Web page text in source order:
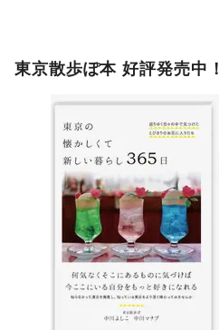
東京散歩ぽ本 好評発売中！